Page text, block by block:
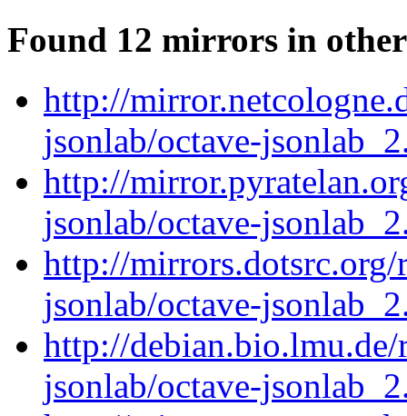
Found 12 mirrors in
http://
jsonlab/octave-
http://
jsonlab/octave-
http://mirrors.dotsrc.org/
jsonlab/octave-
http://
jsonlab/octave-